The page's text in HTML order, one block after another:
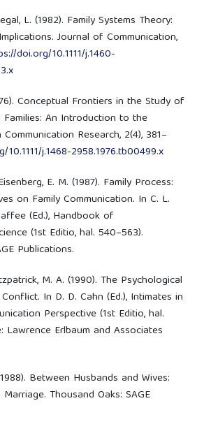
L. (1982). Family Systems Theory:
Journal of Communication,
doi.org/10.1111/j.1460-
Conceptual Frontiers in the Study of
Families: An Introduction to the
Research, 2(4), 381–
j.1468-2958.1976.tb00499.x
E. M. (1987). Family Process:
on Family Communication. In C. L.
(Ed.), Handbook of
(1st Editio, hal. 540–563).
Publications.
M. A. (1990). The Psychological
In D. D. Cahn (Ed.), Intimates in
Perspective (1st Editio, hal.
Lawrence Erlbaum and Associates
Between Husbands and Wives:
Thousand Oaks: SAGE